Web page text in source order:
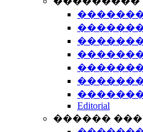
Editorial
������